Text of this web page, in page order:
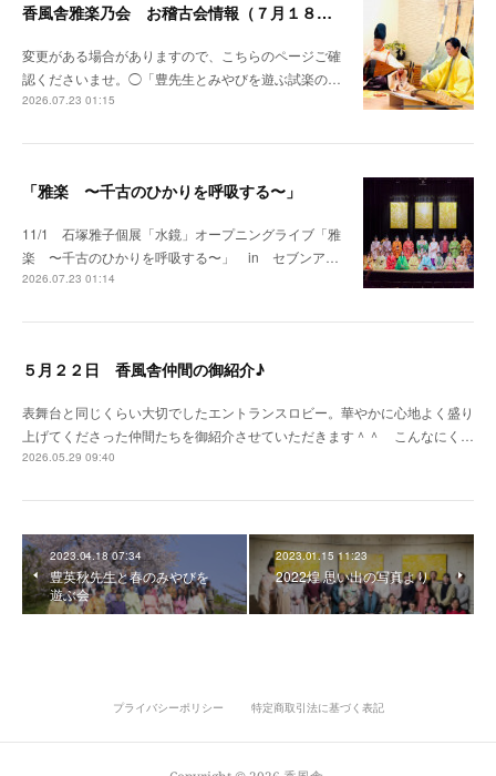
香風舎雅楽乃会 お稽古会情報（７月１８日更新）
変更がある場合がありますので、こちらのページご確
認くださいませ。◯「豊先生とみやびを遊ぶ試楽の…
2026.07.23 01:15
「雅楽 〜千古のひかりを呼吸する〜」
11/1 石塚雅子個展「水鏡」オープニングライブ「雅
楽 〜千古のひかりを呼吸する〜」 in セブンア…
2026.07.23 01:14
５月２２日 香風舎仲間の御紹介♪
表舞台と同じくらい大切でしたエントランスロビー。華やかに心地よく盛り
上げてくださった仲間たちを御紹介させていただきます＾＾ こんなにく…
2026.05.29 09:40
2023.04.18 07:34
豊英秋先生と春のみやびを
遊ぶ会
2023.01.15 11:23
2022煌 思い出の写真より
プライバシーポリシー 特定商取引法に基づく表記